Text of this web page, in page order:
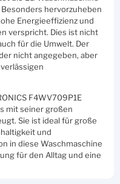
hervorzuheben
Energieeffizienz und
verspricht. Dies ist nicht
für die Umwelt. Der
nicht angegeben, aber
F4WV709P1E
mit seiner großen
Sie ist ideal für große
und
in diese Waschmaschine
für den Alltag und eine